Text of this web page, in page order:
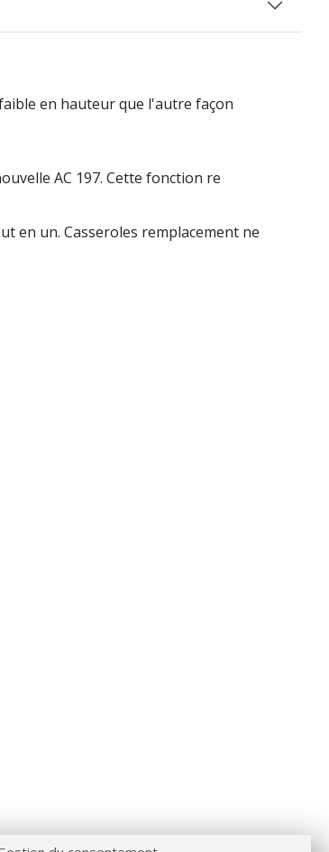
en hauteur que l'autre façon
AC 197. Cette fonction re
en un. Casseroles remplacement ne